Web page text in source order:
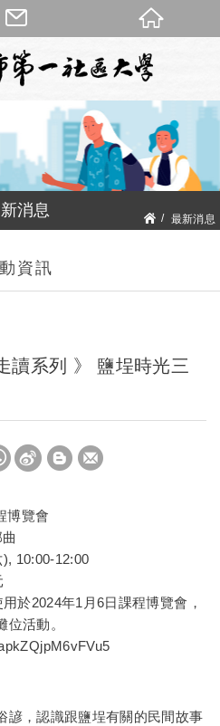
消息
最新消息
資訊
讀系列 》 鹽埕時光三
博覽會
10:00-12:00
於2024年1月6日課程博覽會，
活動。
諺，認識跟鹽埕有關的民間故事